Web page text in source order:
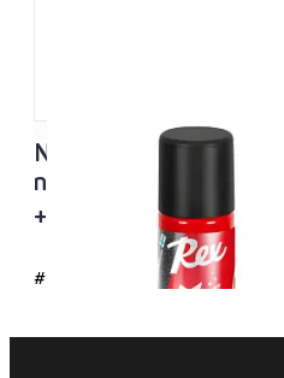
NFX Musta Extra Tuned
nesteluisto – uusi lumi
+5…-10°C
#4737